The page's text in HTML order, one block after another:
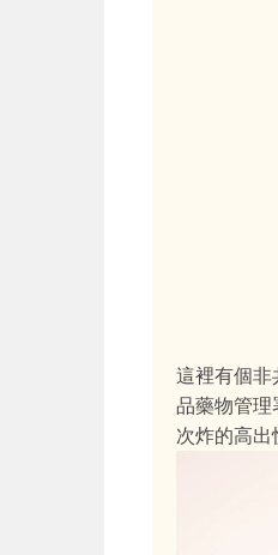
這裡有個非
品藥物管理
次炸的高出